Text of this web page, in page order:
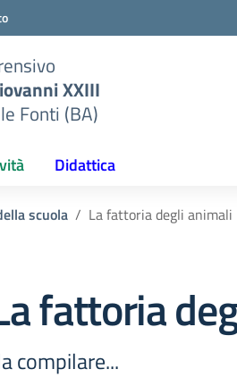
XXIII
Fonti (BA)
Didattica
scuola La fattoria degli animali
fattoria
compilare...